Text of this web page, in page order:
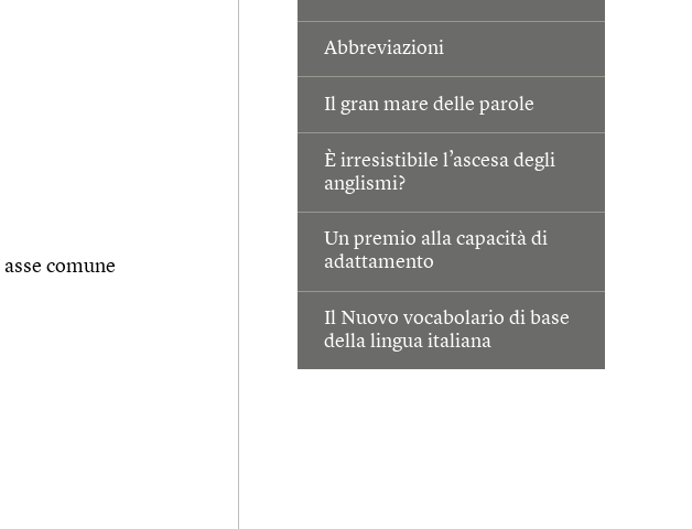
Abbreviazioni
Il gran mare delle parole
È irresistibile l’ascesa degli
anglismi?
Un premio alla capacità di
adattamento
Il Nuovo vocabolario di base
della lingua italiana
comune